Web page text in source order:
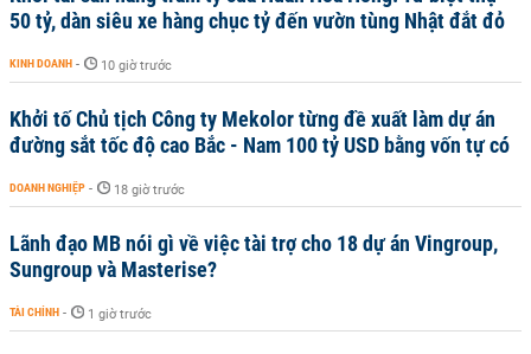
50 tỷ, dàn siêu xe hàng chục tỷ đến vườn tùng Nhật đắt đỏ
KINH DOANH - 10 giờ trước
Khởi tố Chủ tịch Công ty Mekolor từng đề xuất làm dự án
đường sắt tốc độ cao Bắc - Nam 100 tỷ USD bằng vốn tự có
DOANH NGHIỆP - 18 giờ trước
Lãnh đạo MB nói gì về việc tài trợ cho 18 dự án Vingroup,
Sungroup và Masterise?
TÀI CHÍNH - 1 giờ trước